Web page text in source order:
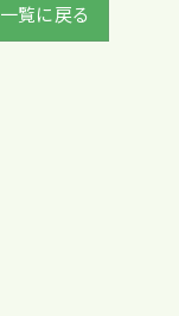
一覧に戻る